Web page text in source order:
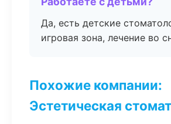
Да, есть детские
игровая зона, лечение во
Похожие компании:
Эстетическая